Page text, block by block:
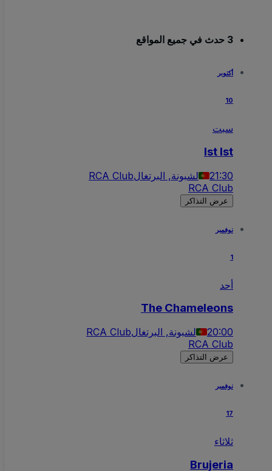
أكتوبر
سبت
Ist Ist
21:30 لشبونة, البرتغالRCA Club
RCA Club
عرض التذاكر
نوفمبر
أحد
The Chameleons
20:00 لشبونة, البرتغالRCA Club
RCA Club
عرض التذاكر
نوفمبر
ثلاثاء
Brujeria